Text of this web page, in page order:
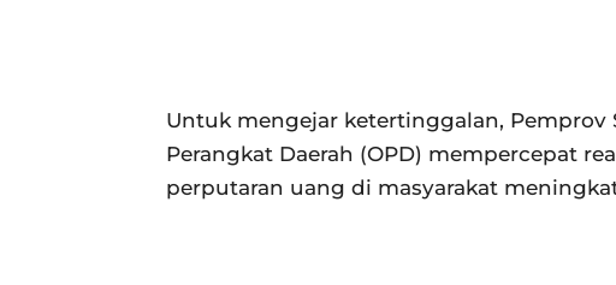
Untuk mengejar ketertinggalan, Pemprov
Perangkat Daerah (OPD) mempercepat
perputaran uang di masyarakat